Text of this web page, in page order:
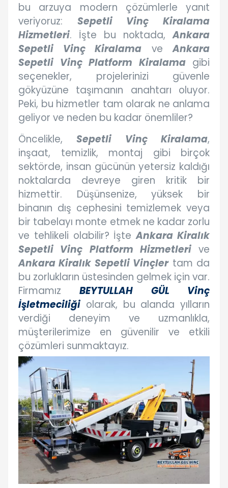
bu arzuya modern çözümlerle yanıt
veriyoruz: Sepetli Vinç Kiralama
Hizmetleri. İşte bu noktada,Ankara
Sepetli Vinç Kiralama veAnkara
Sepetli Vinç Platform Kiralamagibi
seçenekler, projelerinizi güvenle
gökyüzüne taşımanın anahtarı oluyor.
Peki, bu hizmetler tam olarak ne anlama
geliyor ve neden bu kadar önemliler?
Öncelikle,Sepetli Vinç Kiralama,
inşaat, temizlik, montaj gibi birçok
sektörde, insan gücünün yetersiz kaldığı
noktalarda devreye giren kritik bir
hizmettir. Düşünsenize, yüksek bir
binanın dış cephesini temizlemek veya
bir tabelayı monte etmek ne kadar zorlu
ve tehlikeli olabilir? İşteAnkara Kiralık
Sepetli Vinç Platform Hizmetlerive
Ankara Kiralık Sepetli Vinçlertam da
bu zorlukların üstesinden gelmek için var.
FirmamızBEYTULLAH GÜL Vinç
İşletmeciliği olarak, bu alanda yılların
verdiği deneyim ve uzmanlıkla,
müşterilerimize en güvenilir ve etkili
çözümleri sunmaktayız.